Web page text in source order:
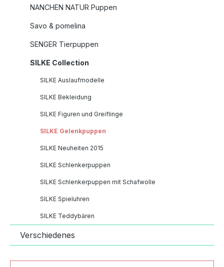
NANCHEN NATUR Puppen
Savo & pomelina
SENGER Tierpuppen
SILKE Collection
SILKE Auslaufmodelle
SILKE Bekleidung
SILKE Figuren und Greiflinge
SILKE Gelenkpuppen
SILKE Neuheiten 2015
SILKE Schlenkerpuppen
SILKE Schlenkerpuppen mit Schafwolle
SILKE Spieluhren
SILKE Teddybären
Verschiedenes